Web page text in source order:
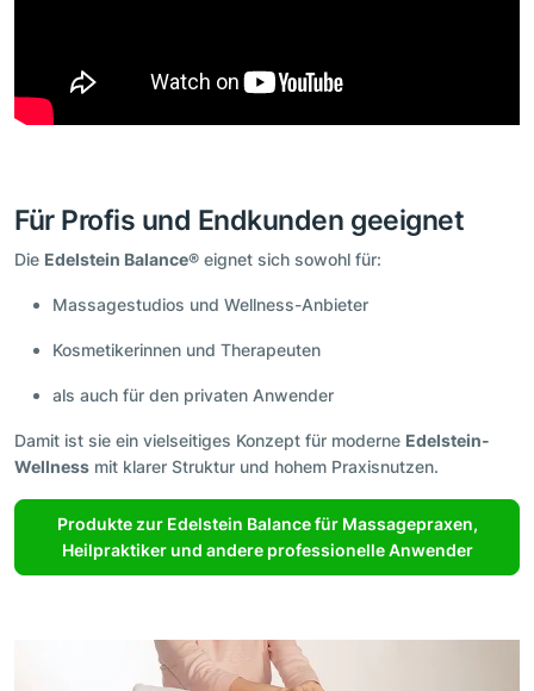
Für Profis und Endkunden geeignet
Die Edelstein Balance® eignet sich sowohl für:
Massagestudios und Wellness-Anbieter
Kosmetikerinnen und Therapeuten
als auch für den privaten Anwender
Damit ist sie ein vielseitiges Konzept für moderne Edelstein-
Wellness mit klarer Struktur und hohem Praxisnutzen.
Produkte zur Edelstein Balance für Massagepraxen,
Heilpraktiker und andere professionelle Anwender